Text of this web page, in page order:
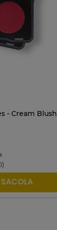
- Cream Blush
)